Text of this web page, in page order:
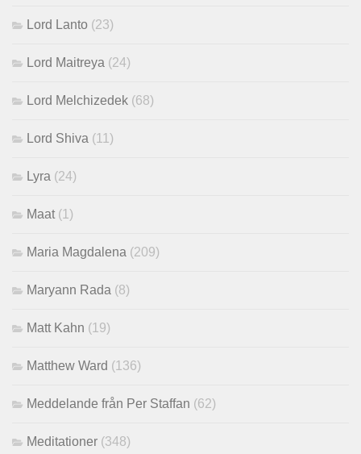
Lord Lanto (23)
Lord Maitreya (24)
Lord Melchizedek (68)
Lord Shiva (11)
Lyra (24)
Maat (1)
Maria Magdalena (209)
Maryann Rada (8)
Matt Kahn (19)
Matthew Ward (136)
Meddelande från Per Staffan (62)
Meditationer (348)